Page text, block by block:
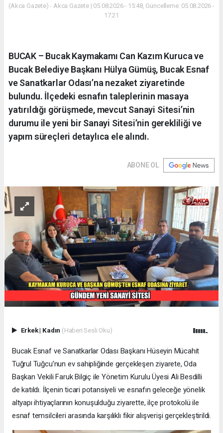
(Akca Gazete) - Akca Gazete | 05.08.2026 - 15:48, Güncelleme: 05.08.2026 -
17:21
BUCAK – Bucak Kaymakamı Can Kazım Kuruca ve
Bucak Belediye Başkanı Hülya Gümüş, Bucak Esnaf
ve Sanatkarlar Odası’na nezaket ziyaretinde
bulundu. İlçedeki esnafın taleplerinin masaya
yatırıldığı görüşmede, mevcut Sanayi Sitesi’nin
durumu ile yeni bir Sanayi Sitesi’nin gerekliliği ve
yapım süreçleri detaylıca ele alındı.
ABONE OL
Erkek| Kadın (Haberi Sesli Oku)
Bucak Esnaf ve Sanatkarlar Odası Başkanı Hüseyin Mücahit
Tuğrul Tuğcu’nun ev sahipliğinde gerçekleşen ziyarete, Oda
Başkan Vekili Faruk Bilgiç ile Yönetim Kurulu Üyesi Ali Besdilli
de katıldı. İlçenin ticari potansiyeli ve esnafın geleceğe yönelik
altyapı ihtiyaçlarının konuşulduğu ziyarette, ilçe protokolü ile
esnaf temsilcileri arasında karşılıklı fikir alışverişi gerçekleştirildi.